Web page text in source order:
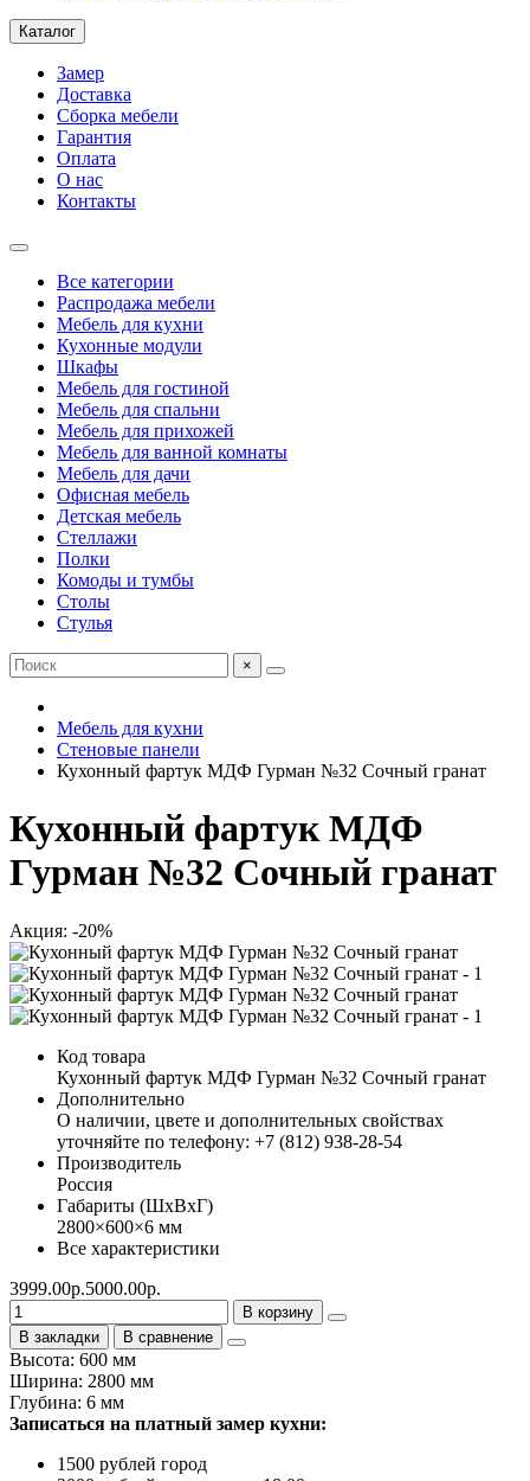
Каталог
Замер
Доставка
Сборка мебели
Гарантия
Оплата
О нас
Контакты
Все категории
Распродажа мебели
Мебель для кухни
Кухонные модули
Шкафы
Мебель для гостиной
Мебель для спальни
Мебель для прихожей
Мебель для ванной комнаты
Мебель для дачи
Офисная мебель
Детская мебель
Стеллажи
Полки
Комоды и тумбы
Столы
Стулья
×
Мебель для кухни
Стеновые панели
Кухонный фартук МДФ Гурман №32 Сочный гранат
Кухонный фартук МДФ
Гурман №32 Сочный гранат
Акция: -20%
Код товара
Кухонный фартук МДФ Гурман №32 Сочный гранат
Дополнительно
О наличии, цвете и дополнительных свойствах
уточняйте по телефону: +7 (812) 938-28-54
Производитель
Россия
Габариты (ШхВхГ)
2800×600×6 мм
Все характеристики
3999.00р.5000.00р.
В корзину
В закладки
В сравнение
Высота: 600 мм
Ширина: 2800 мм
Глубина: 6 мм
Записаться на платный замер кухни:
1500 рублей город